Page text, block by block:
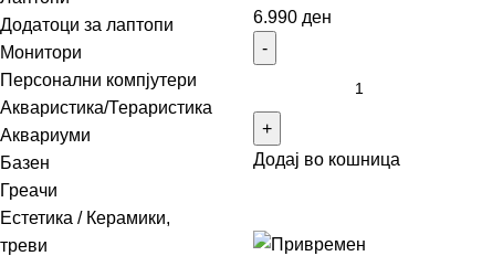
Додатоци за лаптопи
Монитори
Персонални компјутери
Акваристика/Тераристика
Аквариуми
Базен
Греачи
Естетика / Керамики,
треви
6.990 ден
Додај во кошница